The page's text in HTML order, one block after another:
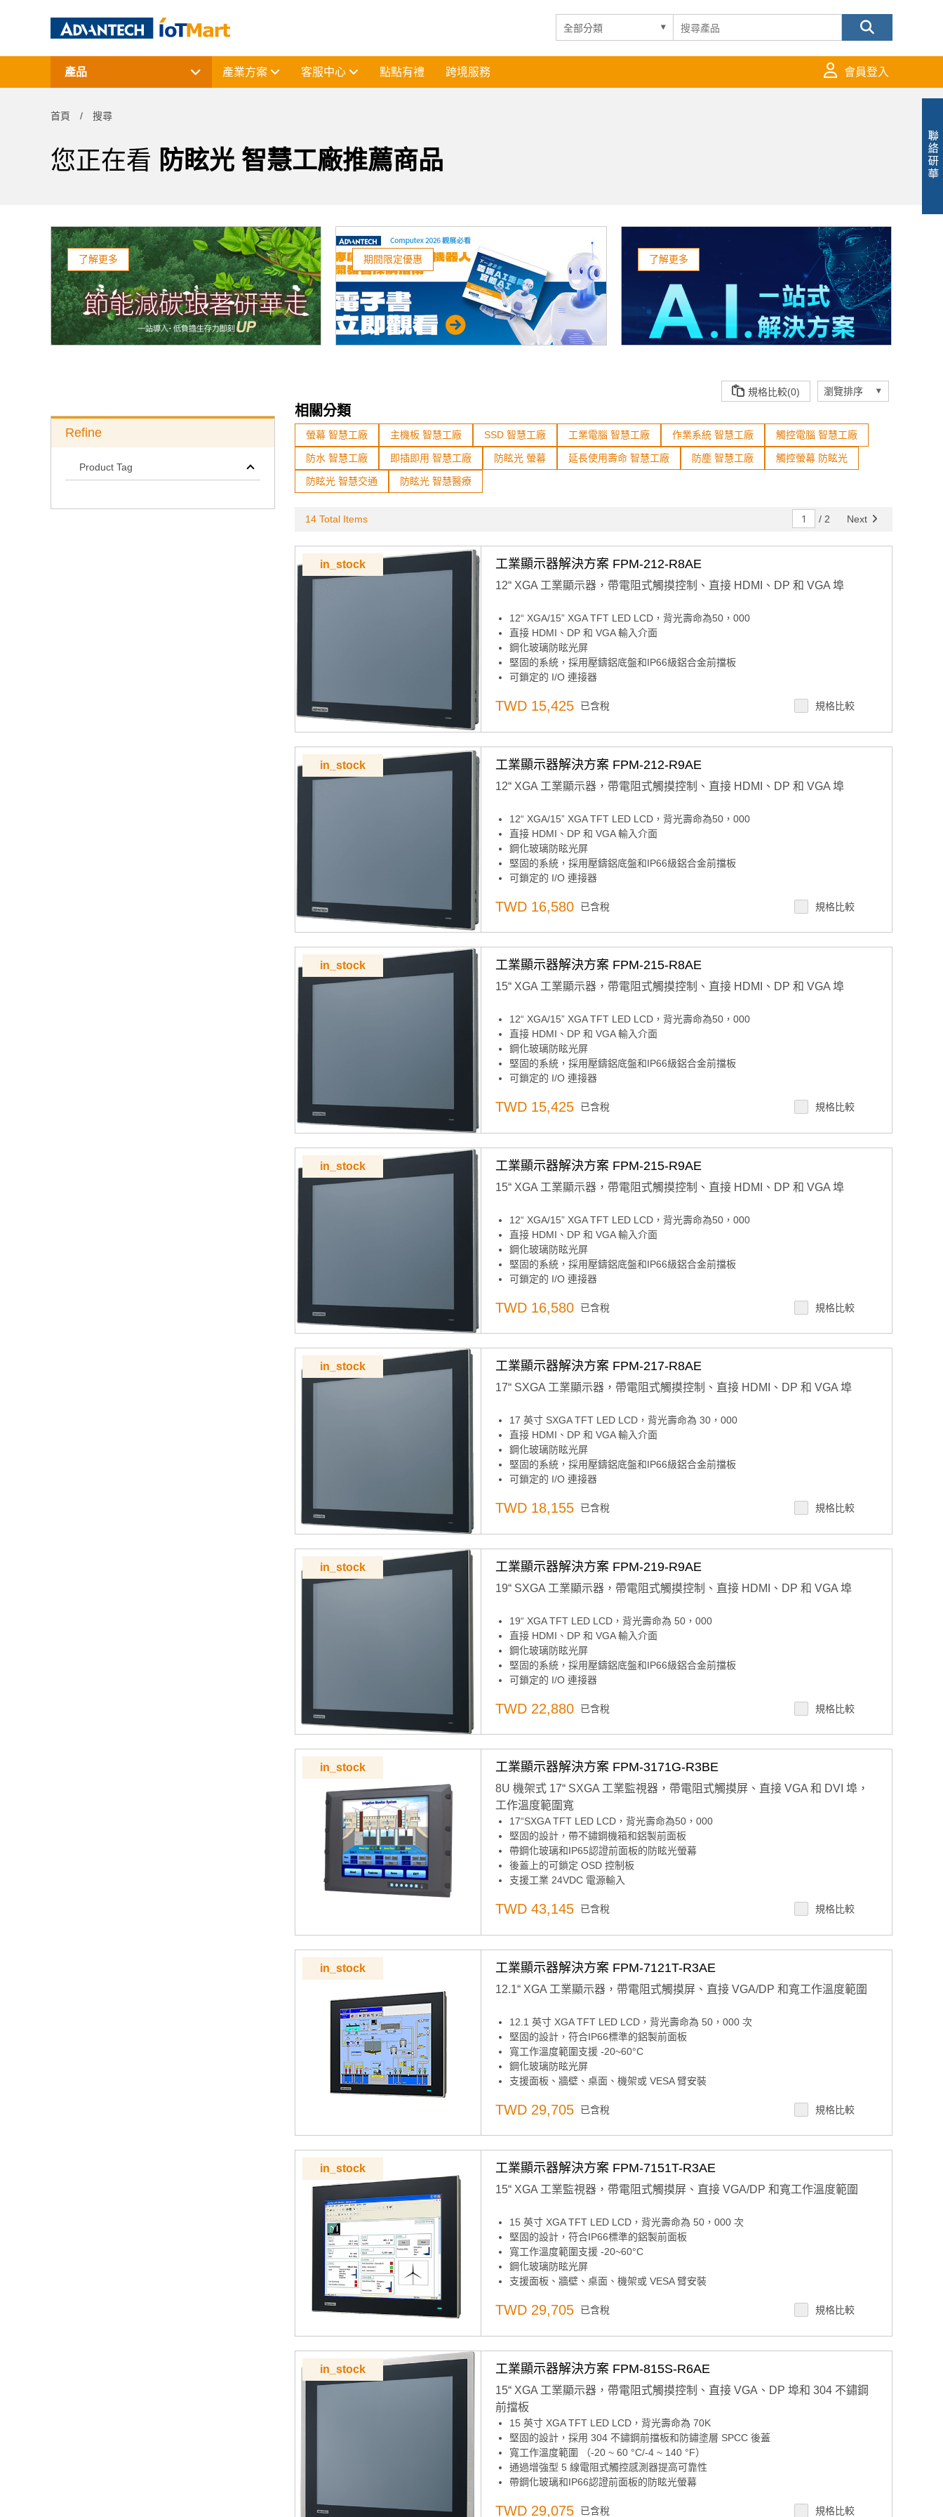
產品 產業方案 客服中心 點點有禮 跨境服務 會員登入
電腦平台
周邊應用組件
授權軟體與研華課程
首頁 搜尋
您正在看 防眩光 智慧工廠推薦商品
了解更多 期間限定優惠 了解更多
規格比較(0)
Refine
Product Tag
相關分類
螢幕 智慧工廠 主機板 智慧工廠 SSD 智慧工廠 工業電腦 智慧工廠 作業系統 智慧工廠 觸控電腦 智慧工廠
防水 智慧工廠 即插即用 智慧工廠 防眩光 螢幕 延長使用壽命 智慧工廠 防塵 智慧工廠 觸控螢幕 防眩光
防眩光 智慧交通 防眩光 智慧醫療
14 Total Items / 2 Next
in_stock 工業顯示器解決方案 FPM-212-R8AE
12“ XGA 工業顯示器，帶電阻式觸摸控制、直接 HDMI、DP 和 VGA 埠
12“ XGA/15” XGA TFT LED LCD，背光壽命為50，000
直接 HDMI、DP 和 VGA 輸入介面
鋼化玻璃防眩光屏
堅固的系統，採用壓鑄鋁底盤和IP66級鋁合金前擋板
可鎖定的 I/O 連接器
支援各種安裝選項：面板、桌面和 VESA 臂
TWD 15,425 已含稅 規格比較
in_stock 工業顯示器解決方案 FPM-212-R9AE
12“ XGA 工業顯示器，帶電阻式觸摸控制、直接 HDMI、DP 和 VGA 埠
12“ XGA/15” XGA TFT LED LCD，背光壽命為50，000
直接 HDMI、DP 和 VGA 輸入介面
鋼化玻璃防眩光屏
堅固的系統，採用壓鑄鋁底盤和IP66級鋁合金前擋板
可鎖定的 I/O 連接器
支援各種安裝選項：面板、桌面和 VESA 臂
TWD 16,580 已含稅 規格比較
in_stock 工業顯示器解決方案 FPM-215-R8AE
15“ XGA 工業顯示器，帶電阻式觸摸控制、直接 HDMI、DP 和 VGA 埠
12“ XGA/15” XGA TFT LED LCD，背光壽命為50，000
直接 HDMI、DP 和 VGA 輸入介面
鋼化玻璃防眩光屏
堅固的系統，採用壓鑄鋁底盤和IP66級鋁合金前擋板
可鎖定的 I/O 連接器
支援各種安裝選項：面板、桌面和 VESA 臂
TWD 15,425 已含稅 規格比較
in_stock 工業顯示器解決方案 FPM-215-R9AE
15“ XGA 工業顯示器，帶電阻式觸摸控制、直接 HDMI、DP 和 VGA 埠
12“ XGA/15” XGA TFT LED LCD，背光壽命為50，000
直接 HDMI、DP 和 VGA 輸入介面
鋼化玻璃防眩光屏
堅固的系統，採用壓鑄鋁底盤和IP66級鋁合金前擋板
可鎖定的 I/O 連接器
支援各種安裝選項：面板、桌面和 VESA 臂
TWD 16,580 已含稅 規格比較
in_stock 工業顯示器解決方案 FPM-217-R8AE
17“ SXGA 工業顯示器，帶電阻式觸摸控制、直接 HDMI、DP 和 VGA 埠
17 英寸 SXGA TFT LED LCD，背光壽命為 30，000
直接 HDMI、DP 和 VGA 輸入介面
鋼化玻璃防眩光屏
堅固的系統，採用壓鑄鋁底盤和IP66級鋁合金前擋板
可鎖定的 I/O 連接器
支援各種安裝選項：面板、桌面和 VESA 臂
TWD 18,155 已含稅 規格比較
in_stock 工業顯示器解決方案 FPM-219-R9AE
19“ SXGA 工業顯示器，帶電阻式觸摸控制、直接 HDMI、DP 和 VGA 埠
19“ XGA TFT LED LCD，背光壽命為 50，000
直接 HDMI、DP 和 VGA 輸入介面
鋼化玻璃防眩光屏
堅固的系統，採用壓鑄鋁底盤和IP66級鋁合金前擋板
可鎖定的 I/O 連接器
支援各種安裝選項：面板、桌面和 VESA 臂
TWD 22,880 已含稅 規格比較
in_stock 工業顯示器解決方案 FPM-3171G-R3BE
8U 機架式 17“ SXGA 工業監視器，帶電阻式觸摸屏、直接 VGA 和 DVI 埠，
工作溫度範圍寬
17“SXGA TFT LED LCD，背光壽命為50，000
堅固的設計，帶不鏽鋼機箱和鋁製前面板
帶鋼化玻璃和IP65認證前面板的防眩光螢幕
後蓋上的可鎖定 OSD 控制板
支援工業 24VDC 電源輸入
支援8U預鑽機架安裝孔
TWD 43,145 已含稅 規格比較
in_stock 工業顯示器解決方案 FPM-7121T-R3AE
12.1“ XGA 工業顯示器，帶電阻式觸摸屏、直接 VGA/DP 和寬工作溫度範圍
12.1 英寸 XGA TFT LED LCD，背光壽命為 50，000 次
堅固的設計，符合IP66標準的鋁製前面板
寬工作溫度範圍支援 -20~60°C
鋼化玻璃防眩光屏
支援面板、牆壁、桌面、機架或 VESA 臂安裝
後蓋上的OSD控制板
TWD 29,705 已含稅 規格比較
in_stock 工業顯示器解決方案 FPM-7151T-R3AE
15“ XGA 工業監視器，帶電阻式觸摸屏、直接 VGA/DP 和寬工作溫度範圍
15 英寸 XGA TFT LED LCD，背光壽命為 50，000 次
堅固的設計，符合IP66標準的鋁製前面板
寬工作溫度範圍支援 -20~60°C
鋼化玻璃防眩光屏
支援面板、牆壁、桌面、機架或 VESA 臂安裝
後蓋上的OSD控制板
TWD 29,705 已含稅 規格比較
in_stock 工業顯示器解決方案 FPM-815S-R6AE
15“ XGA 工業顯示器，帶電阻式觸摸控制、直接 VGA、DP 埠和 304 不鏽鋼
前擋板
15 英寸 XGA TFT LED LCD，背光壽命為 70K
堅固的設計，採用 304 不鏽鋼前擋板和防鏽塗層 SPCC 後蓋
寬工作溫度範圍 （-20 ~ 60 °C/-4 ~ 140 °F）
通過增強型 5 線電阻式觸控感測器提高可靠性
帶鋼化玻璃和IP66認證前面板的防眩光螢幕
OSD 控制板，後面板上具有可鎖定功能
TWD 29,075 已含稅 規格比較